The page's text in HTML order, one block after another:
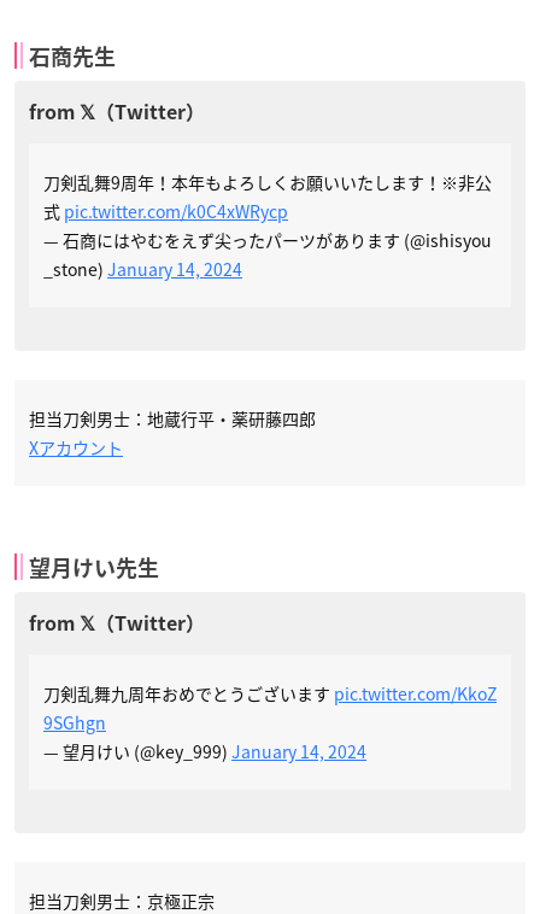
石商先生
刀剣乱舞9周年！本年もよろしくお願いいたします！※非公
式 pic.twitter.com/k0C4xWRycp
— 石商にはやむをえず尖ったパーツがあります (@ishisyou
_stone) January 14, 2024
担当刀剣男士：地蔵行平・薬研藤四郎
Xアカウント
望月けい先生
刀剣乱舞九周年おめでとうございます pic.twitter.com/KkoZ
9SGhgn
— 望月けい (@key_999) January 14, 2024
担当刀剣男士：京極正宗